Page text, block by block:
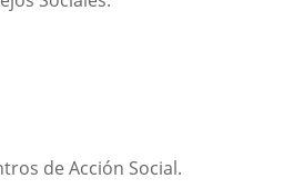
de Acción Social.